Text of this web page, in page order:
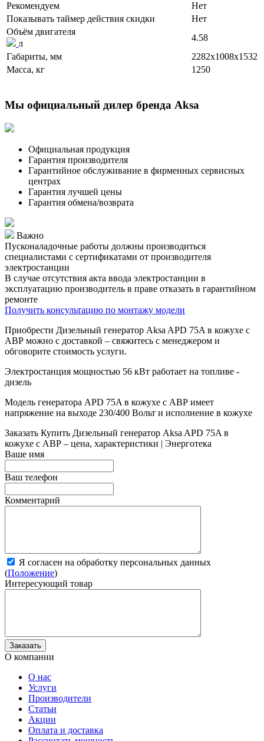
Рекомендуем
Нет
Показывать таймер действия скидки
Нет
Объём двигателя
л
4.58
Габариты, мм
2282x1008x1532
Масса, кг
1250
Мы официальный дилер бренда Aksa
Официальная продукция
Гарантия производителя
Гарантийное обслуживание в фирменных сервисных
центрах
Гарантия лучшей цены
Гарантия обмена/возврата
Важно
Пусконаладочные работы должны производиться
специалистами с сертификатами от производителя
электростанции
В случае отсутствия акта ввода электростанции в
эксплуатацию производитель в праве отказать в гарантийном
ремонте
Получить консультацию по монтажу модели
Приобрести Дизельный генератор Aksa APD 75A в кожухе с
АВР можно с доставкой – свяжитесь с менеджером и
обговорите стоимость услуги.
Электростанция мощностью 56 кВт работает на топливе -
дизель
Модель генератора APD 75A в кожухе с АВР имеет
напряжение на выходе 230/400 Вольт и исполнение в кожухе
Заказать Купить Дизельный генератор Aksa APD 75A в
кожухе с АВР – цена, характеристики | Энерготека
Ваше имя
Ваш телефон
Комментарий
Я согласен на обработку персональных данных
(Положение)
Интересующий товар
О компании
О нас
Услуги
Производители
Статьи
Акции
Оплата и доставка